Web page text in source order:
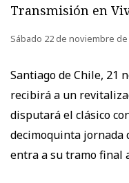
Transmisión en
Sábado 22 de noviembre
Santiago de Chile, 21
recibirá a un
disputará el clásico
decimoquinta jornada
entra a su tramo final